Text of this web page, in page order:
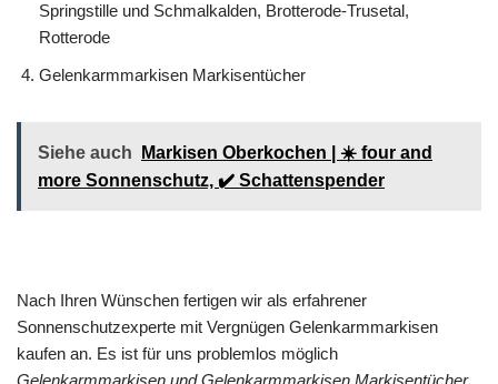
Springstille und Schmalkalden, Brotterode-Trusetal,
Rotterode
Gelenkarmmarkisen Markisentücher
Siehe auch
Markisen Oberkochen | ☀️ four and
more Sonnenschutz, ✔️ Schattenspender
Nach Ihren Wünschen fertigen wir als erfahrener
Sonnenschutzexperte mit Vergnügen Gelenkarmmarkisen
kaufen an. Es ist für uns problemlos möglich
Gelenkarmmarkisen und Gelenkarmmarkisen Markisentücher,